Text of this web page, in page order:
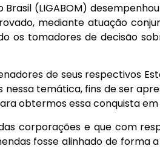
(LIGABOM)
mediante atuação
os tomadores de decisão
de seus respectivos
nessa temática, fins de ser
obtermos essa conquista
corporações e que com
fosse alinhado de forma